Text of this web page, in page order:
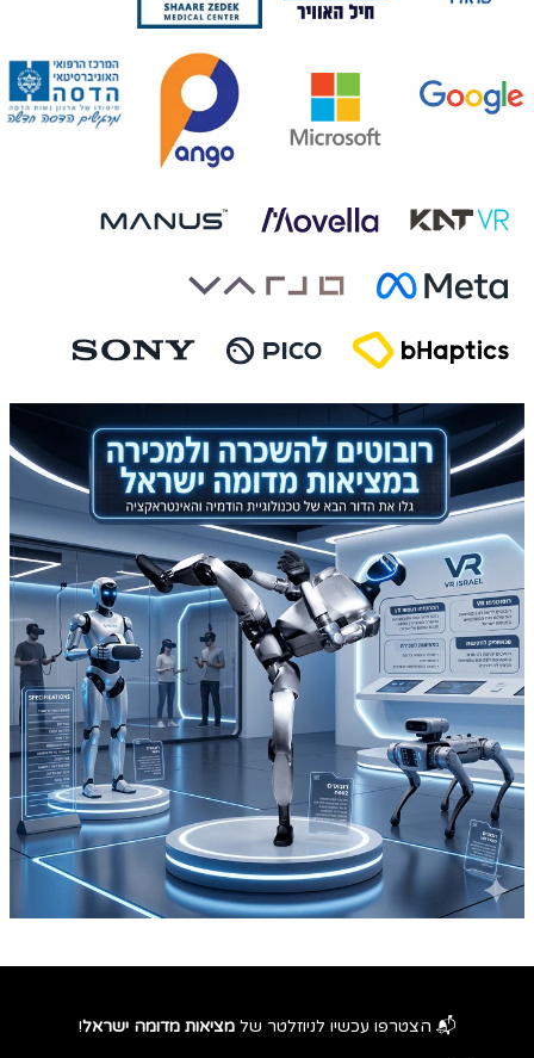
📬 הצטרפו עכשיו לניוזלטר של מציאות מדומה ישראל!